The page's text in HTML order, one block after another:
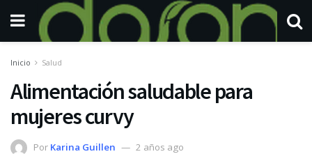
Inicio Salud
Alimentación saludable para
mujeres curvy
Por Karina Guillen 2 años ago